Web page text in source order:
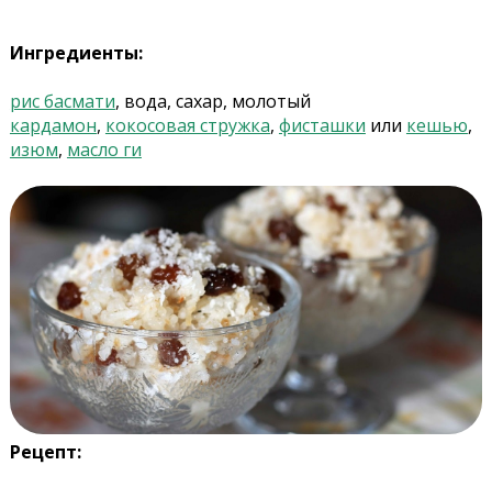
Ингредиенты:
рис басмати, вода, сахар, молотый
кардамон, кокосовая стружка, фисташки или кешью,
изюм, масло ги
Рецепт: